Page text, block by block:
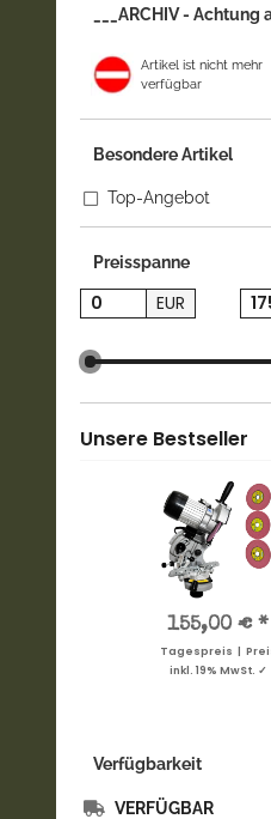
___ARCHIV - Achtung
Artikel ist nicht mehr
verfügbar
Besondere Artikel
Top-Angebot
Preisspanne
EUR
Unsere Bestseller
155,00 € *
Tagespreis |
inkl. 19% MwSt. ✓
Verfügbarkeit
VERFÜGBAR